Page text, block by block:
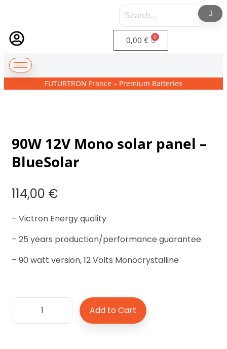
0,00 €
FUTURTRON France – Premium Batteries
90W 12V Mono solar panel –
BlueSolar
114,00 €
– Victron Energy quality
– 25 years production/performance guarantee
– 90 watt version, 12 Volts Monocrystalline
Add to Cart